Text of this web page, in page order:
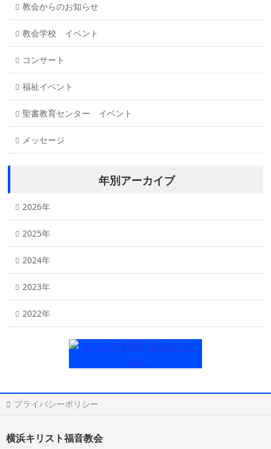
教会からのお知らせ
教会学校 イベント
コンサート
福祉イベント
聖書教育センター イベント
メッセージ
年別アーカイブ
2026年
2025年
2024年
2023年
2022年
プライバシーポリシー
横浜キリスト福音教会